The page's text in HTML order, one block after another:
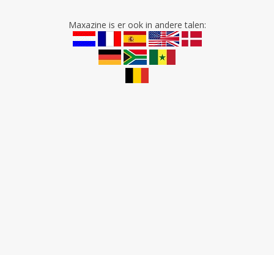
Maxazine is er ook in andere talen: